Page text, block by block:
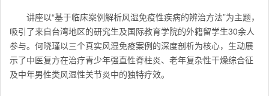
讲座以“基于临床案例解析风湿免疫性疾病的辨治方法”为主题，
吸引了来自台湾地区的研究生及国际教育学院的外籍留学生30余人
参与。何晓瑾以三个真实风湿免疫案例的深度剖析为核心，生动展
示了中医复方在治疗青少年强直性脊柱炎、老年复杂性干燥综合征
及中年男性类风湿性关节炎中的独特疗效。